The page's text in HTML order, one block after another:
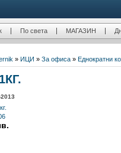
По света МАГАЗИН
» ИЦИ » За офиса » Еднократни